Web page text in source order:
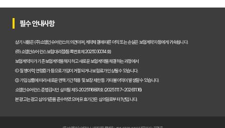
운전자보험 비교사이트 활용법, 전문가가 알려주는 숨겨진 꿀팁 대방
"나만 몰랐네?" 운전자보험 비교사이트 선택, 이것만 알면 보험료 절
"교통사고, 이제 두렵지 않아!" 운전자보험 비교, 내 상황에 맞는 최적
2025년, 운전자보험 비교사이트 똑똑하게 활용하는 5가지 방법
운전자보험 비교사이트 선택 전 반드시 알아야 할 핵심 정보 5가지
필수 안내사항
상기 내용은 (주)쇼엠인슈어런스의 의견이며, 계약체결에 따른 이익 또는 손실은 보험계약자 등에게 귀속됩니다.
(주)쇼엠인슈어런스 보험대리점(등록번호 제2025030014호)
보험계약자가 기존 보험계약을 해지하고 새로운 보험계약을 체결하는 과정에서
① 질병이력, 연령증가 등으로 가입이 거절되거나 보험료가 인상될 수 있습니다.
② 가입 상품에 따라 새로운 면책기간 적용 및 보장 제한 등 기타 불이익이 발생할 수 있습니다.
쇼엠인슈어런스 준법감시인 심의필 제S-2025116891호 (2025.11.17~2026.11.16)
본 광고는 광고심의기준을 준수하였으며, 유효기간은 심의일로부터 1년입니다.